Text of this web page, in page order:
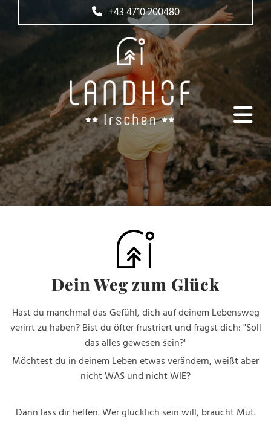
+43 4710 200480
Dein Weg zum Glück
Hast du manchmal das Gefühl, dich auf deinem Lebensweg
verirrt zu haben? Bist du öfter frustriert und fragst dich: "Soll
das alles gewesen sein?"
Möchtest du in deinem Leben etwas verändern, weißt aber
nicht WAS und nicht WIE?
Dann lass dir helfen. Wer glücklich sein will, braucht Mut.